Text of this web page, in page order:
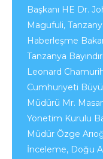
Başkanı HE Dr.
Magufuli,
Haberleşme
Tanzanya
Leonard
Cumhuriyeti
Müdürü Mr.
Yönetim Kurulu
Müdür Özge
İnceleme, Doğu